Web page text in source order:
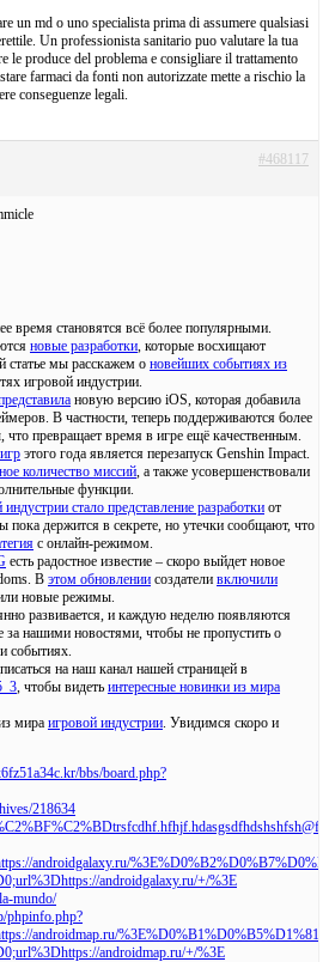
un md o uno specialista prima di assumere qualsiasi
Un professionista sanitario puo valutare la tua
le produce del problema e consigliare il trattamento
farmaci da fonti non autorizzate mette a rischio la
conseguenze legali.
#468117
время становятся всё более популярными.
новые разработки, которые восхищают
статье мы расскажем о новейших событиях из
игровой индустрии.
новую версию iOS, которая добавила
В частности, теперь поддерживаются более
превращает время в игре ещё качественным.
этого года является перезапуск Genshin Impact.
количество миссий, а также усовершенствовали
функции.
стало представление разработки от
пока держится в секрете, но утечки сообщают, что
с онлайн-режимом.
есть радостное известие – скоро выйдет новое
В этом обновлении создатели включили
новые режимы.
развивается, и каждую неделю появляются
за нашими новостями, чтобы не пропустить о
событиях.
на наш канал нашей страницей в
, чтобы видеть интересные новинки из мира
мира игровой индустрии. Увидимся скоро и
bbs/board.php?
218634
androidgalaxy.ru/
androidgalaxy.ru/+/%3E
mundo/
phpinfo.php?
androidmap.ru/
androidmap.ru/+/%3E